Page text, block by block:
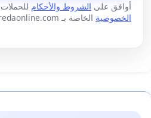
أوافق على الشروط والأحكام للحملات
الخصوصية الخاصة بـ Aredaonline.com.